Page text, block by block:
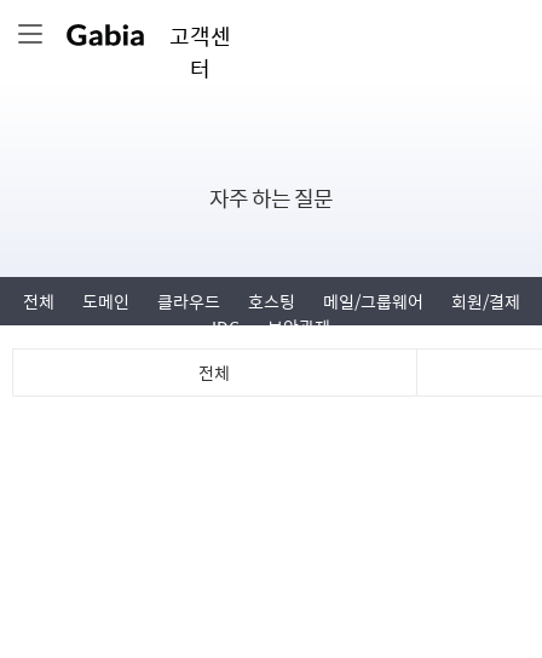
고객센
터
자주 하는 질문
전체 도메인 클라우드 호스팅 메일/그룹웨어
회원/결제
IDC
보안관제
전체